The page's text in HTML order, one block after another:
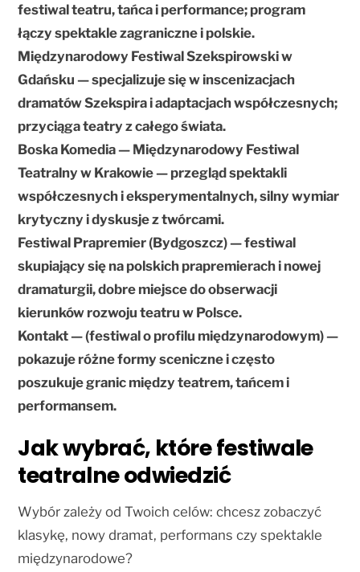
festiwal teatru, tańca i performance; program
łączy spektakle zagraniczne i polskie.
Międzynarodowy Festiwal Szekspirowski w
Gdańsku — specjalizuje się w inscenizacjach
dramatów Szekspira i adaptacjach współczesnych;
przyciąga teatry z całego świata.
Boska Komedia — Międzynarodowy Festiwal
Teatralny w Krakowie — przegląd spektakli
współczesnych i eksperymentalnych, silny wymiar
krytyczny i dyskusje z twórcami.
Festiwal Prapremier (Bydgoszcz) — festiwal
skupiający się na polskich prapremierach i nowej
dramaturgii, dobre miejsce do obserwacji
kierunków rozwoju teatru w Polsce.
Kontakt — (festiwal o profilu międzynarodowym) —
pokazuje różne formy sceniczne i często
poszukuje granic między teatrem, tańcem i
performansem.
Jak wybrać, które festiwale
teatralne odwiedzić
Wybór zależy od Twoich celów: chcesz zobaczyć
klasykę, nowy dramat, performans czy spektakle
międzynarodowe?